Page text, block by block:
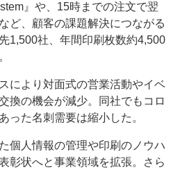
』や、15時までの注文で翌
ど、顧客の課題解決につながる
1,500社、年間印刷枚数約4,500
により対面式の営業活動やイベ
換の機会が減少。同社でもコロ
った名刺需要は縮小した。
個人情報の管理や印刷のノウハ
彰状へと事業領域を拡張。さら